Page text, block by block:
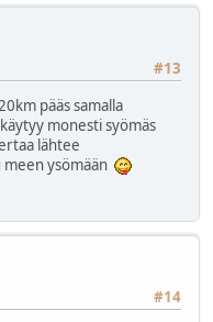
#13
pääs samalla
monesti syömäs
lähtee
ysömään
#14